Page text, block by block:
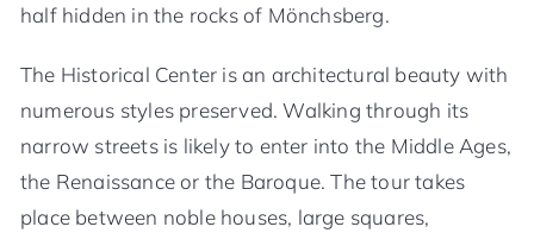
half hidden in the rocks of Mönchsberg.
The Historical Center is an architectural beauty with
numerous styles preserved. Walking through its
narrow streets is likely to enter into the Middle Ages,
the Renaissance or the Baroque. The tour takes
place between noble houses, large squares,